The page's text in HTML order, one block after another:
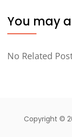
You may
No Related
Copyright ©